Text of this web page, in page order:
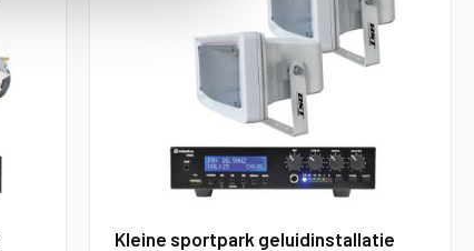
Kleine sportpark geluidinstallatie